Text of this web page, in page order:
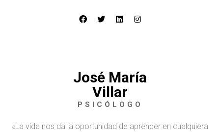
José María
Villar
PSICÓLOGO
«La vida nos da la oportunidad de aprender en cualquiera